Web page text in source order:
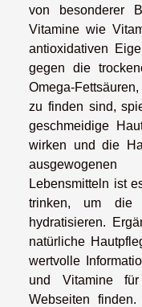
von besonderer
Vitamine wie
antioxidativen
gegen die
Omega-
zu finden sind,
geschmeidige
wirken und die
Lebensmitteln ist
trinken, um die
hydratisieren.
natürliche
wertvolle
und Vitamine
Webseiten finden.